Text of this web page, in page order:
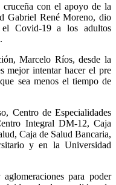
cruceña con el apoyo de la
Gabriel René Moreno, dio
Covid-19 a los adultos
Marcelo Ríos, desde la
mejor intentar hacer el pre
sea menos el tiempo de
Centro de Especialidades
Integral DM-12, Caja
Caja de Salud Bancaria,
y en la Universidad
para poder